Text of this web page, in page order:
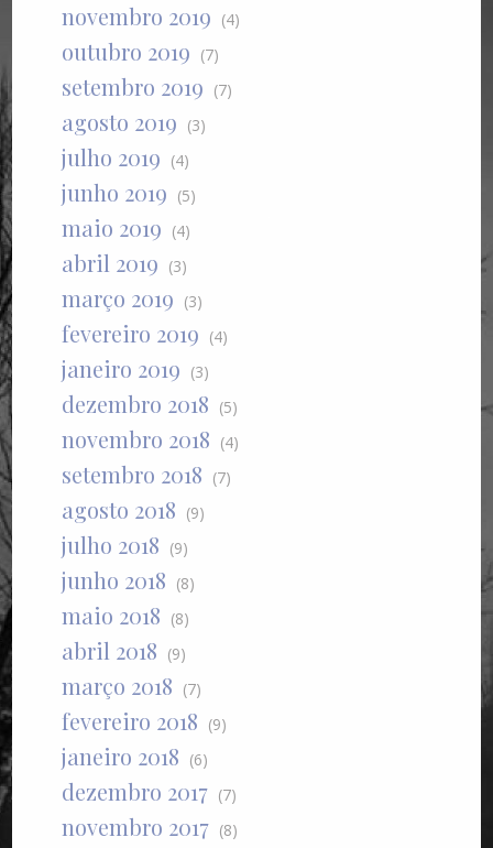
novembro 2019 (4)
outubro 2019 (7)
setembro 2019 (7)
agosto 2019 (3)
julho 2019 (4)
junho 2019 (5)
maio 2019 (4)
abril 2019 (3)
março 2019 (3)
fevereiro 2019 (4)
janeiro 2019 (3)
dezembro 2018 (5)
novembro 2018 (4)
setembro 2018 (7)
agosto 2018 (9)
julho 2018 (9)
junho 2018 (8)
maio 2018 (8)
abril 2018 (9)
março 2018 (7)
fevereiro 2018 (9)
janeiro 2018 (6)
dezembro 2017 (7)
novembro 2017 (8)